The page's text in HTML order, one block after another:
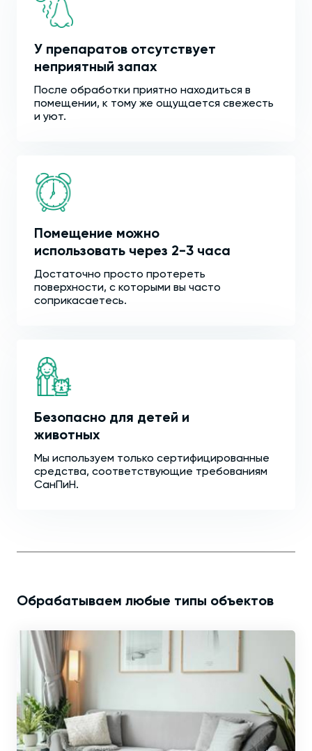
У препаратов отсутствует
неприятный запах
После обработки приятно находиться в
помещении, к тому же ощущается свежесть
и уют.
Помещение можно
использовать через 2-3 часа
Достаточно просто протереть
поверхности, с которыми вы часто
соприкасаетесь.
Безопасно для детей и
животных
Мы используем только сертифицированные
средства, соответствующие требованиям
СанПиН.
Обрабатываем любые типы объектов